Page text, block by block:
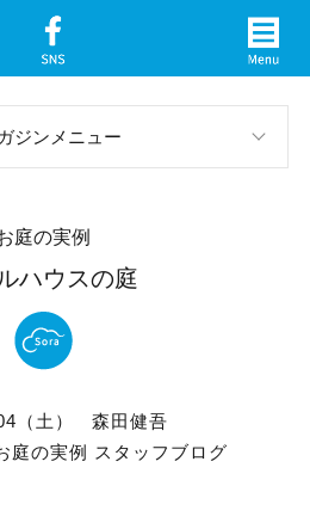
ジンメニュー
イベント案内
長インタビュー
庭の実例
ハウスの庭
（土）
森田健吾
庭の実例 スタッフブログ